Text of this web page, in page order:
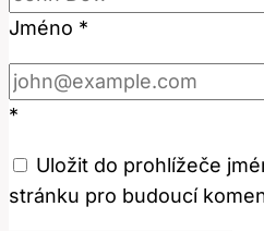
Jméno *
*
Uložit do prohlížeče
stránku pro budoucí